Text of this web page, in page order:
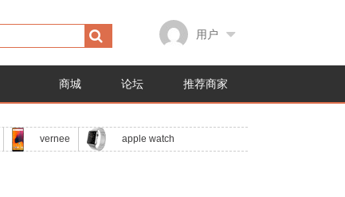
用户
商城 论坛 推荐商家
vernee apple watch